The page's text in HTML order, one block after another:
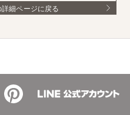
細ページに戻る